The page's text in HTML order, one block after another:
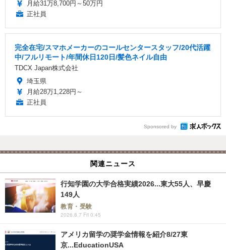
月給31万8,700円～50万円
正社員
完全在宅/スマホメーカーのコールセンタースタッフ/20代活躍
中/フルリモート/年間休日120日/髪色ネイル自由
TDCX Japan株式会社
埼玉県
月給28万1,228円～
正社員
Sponsored by
関連ニュース
行知学園の大学合格実績2026...東大55人、早慶
149人
教育・受験
2026.8.7 Fri 0:45
アメリカ留学の奨学金情報を紹介8/27東
京...EducationUSA